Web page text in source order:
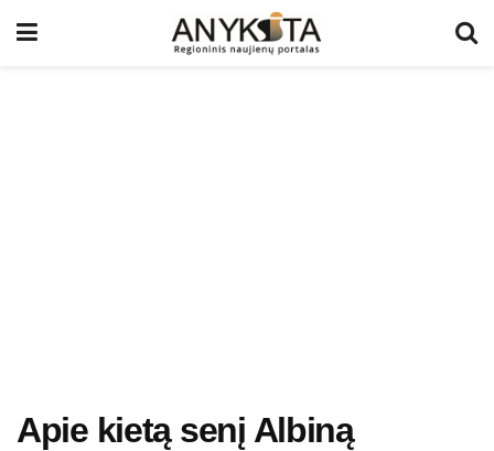
Apie kietą senį Albiną